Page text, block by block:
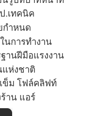
.เทคนิค
กำหนด
นการทำงาน
านฝีมือแรงงาน
ห่งชาติ
ข็ม โฟล์คลิฟท์
าน แอร์